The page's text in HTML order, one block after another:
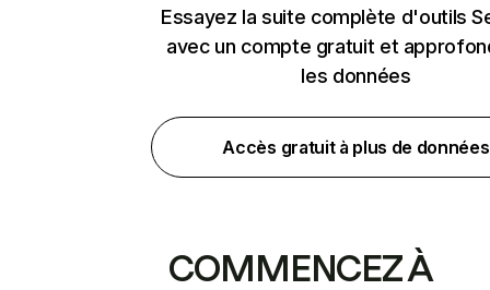
Essayez la suite complète d'outils
avec un compte gratuit et
les données
Accès gratuit à plus de données
COMMENCEZ À